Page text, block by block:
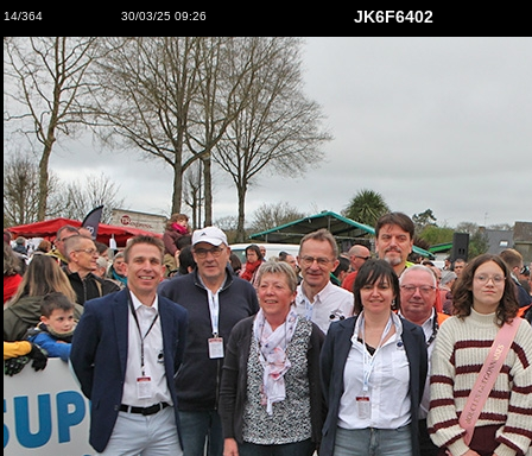
14/364 30/03/25 09:26 JK6F6402